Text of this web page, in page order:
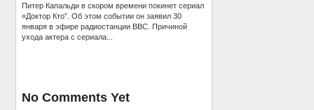
Питер Капальди в скором времени покинет сериал
«Доктор Кто”. Об этом событии он заявил 30
января в эфире радиостанции BBC. Причиной
ухода актера с сериала...
No Comments Yet